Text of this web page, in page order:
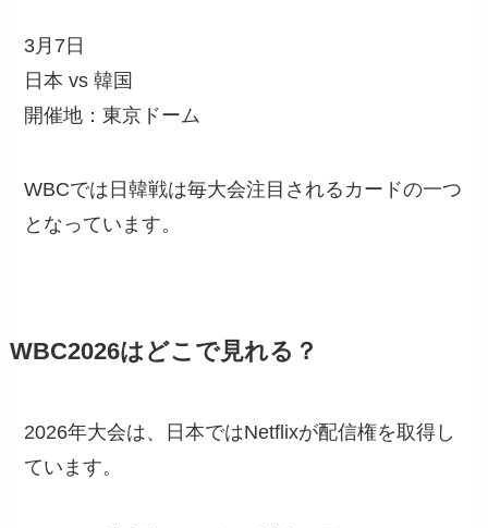
3月7日
日本 vs 韓国
開催地：東京ドーム
WBCでは日韓戦は毎大会注目されるカードの一つ
となっています。
WBC2026はどこで見れる？
2026年大会は、日本ではNetflixが配信権を取得し
ています。